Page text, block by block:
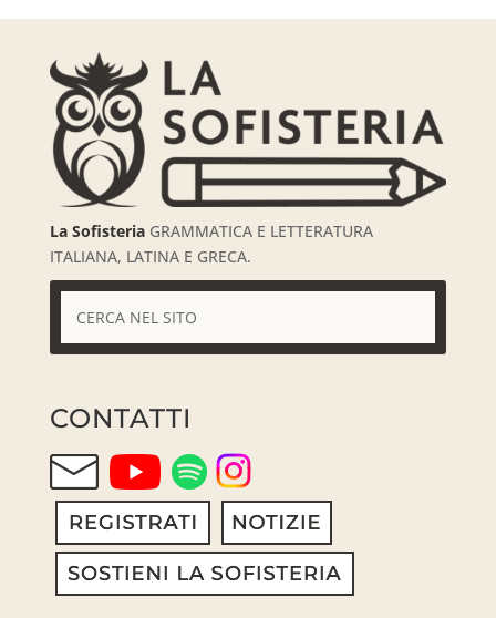
La SofisteriaGRAMMATICA E LETTERATURA
ITALIANA, LATINA E GRECA.
CONTATTI